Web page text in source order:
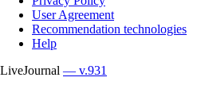
User Agreement
Recommendation technologies
Help
LiveJournal — v.931